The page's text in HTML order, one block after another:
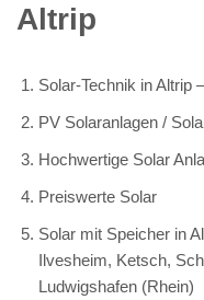
Altrip
Solar-Technik in Altrip
PV Solaranlagen /
Hochwertige Solar
Preiswerte Solar
Solar mit Speicher in
Ilvesheim, Ketsch,
Ludwigshafen (Rhein)